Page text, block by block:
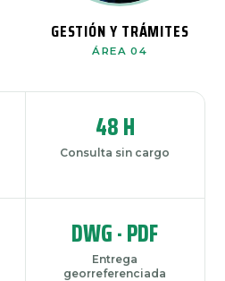
GESTIÓN Y TRÁMITES
ÁREA 04
48 H
Consulta sin cargo
DWG · PDF
Entrega
georreferenciada